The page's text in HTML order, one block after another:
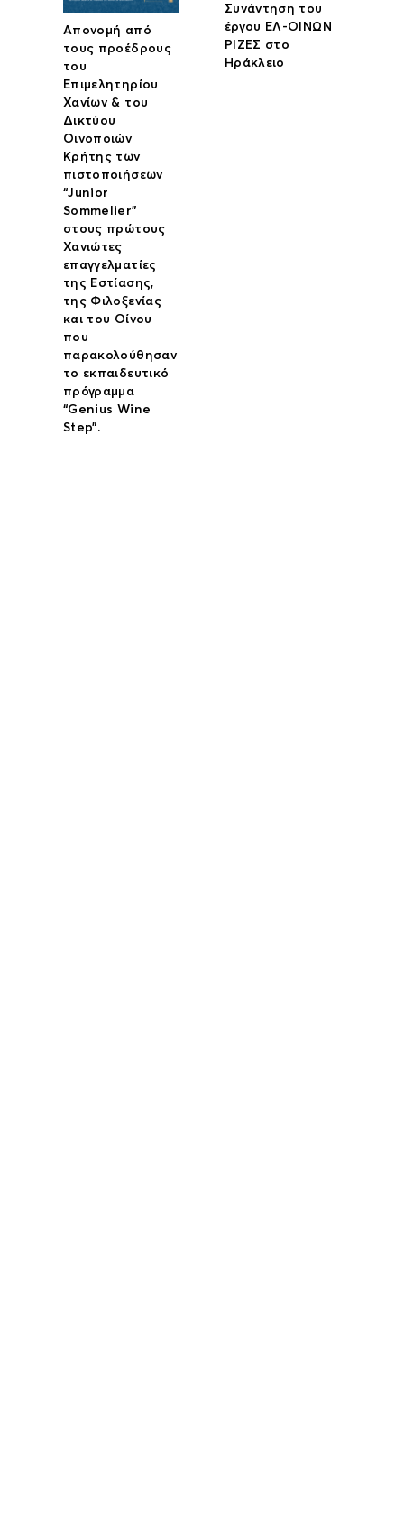
Απονομή από
τους προέδρους
του
Επιμελητηρίου
Χανίων & του
Δικτύου
Οινοποιών
Κρήτης των
πιστοποιήσεων
“Junior
Sommelier”
στους πρώτους
Χανιώτες
επαγγελματίες
της Εστίασης,
της Φιλοξενίας
και του Οίνου
που
παρακολούθησαν
το εκπαιδευτικό
πρόγραμμα
“Genius Wine
Step”.
Συνάντηση του
έργου ΕΛ-ΟΙΝΩΝ
ΡΙΖΕΣ στο
Ηράκλειο